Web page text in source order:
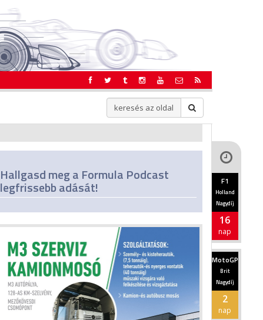
Hallgasd meg a Formula Podcast
legfrissebb adását! F1
Holland
Nagydíj
16
nap
MotoGP
Brit
Nagydíj
2
nap